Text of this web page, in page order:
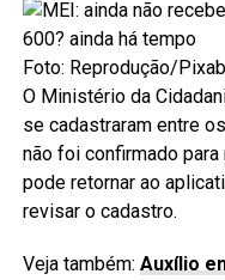
Foto: Reprodução/
O Ministério da
se cadastraram entre
não foi confirmado para
pode retornar ao
revisar o cadastro.
Veja também: Auxílio